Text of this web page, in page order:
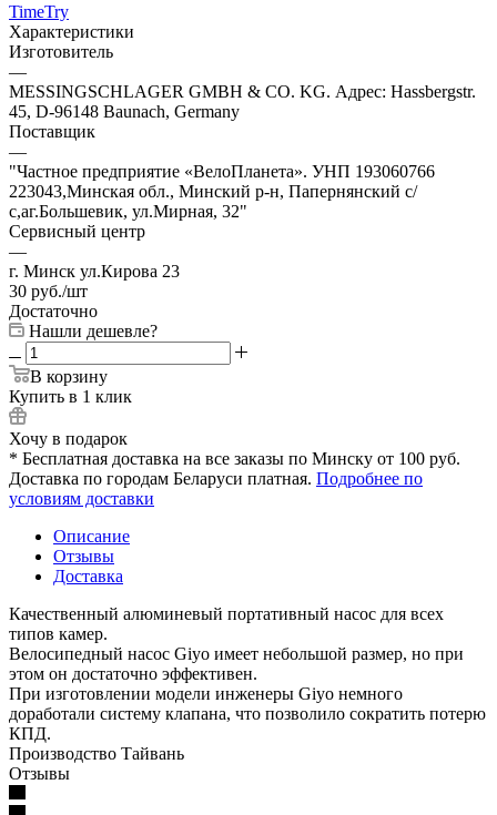
TimeTry
Характеристики
Изготовитель
—
MESSINGSCHLAGER GMBH & CO. KG. Адрес: Hassbergstr.
45, D-96148 Baunach, Germany
Поставщик
—
"Частное предприятие «ВелоПланета». УНП 193060766
223043,Минская обл., Минский р-н, Папернянский с/
с,аг.Большевик, ул.Мирная, 32"
Сервисный центр
—
г. Минск ул.Кирова 23
30 руб./шт
Достаточно
Нашли дешевле?
В корзину
Купить в 1 клик
Хочу в подарок
* Бесплатная доставка на все заказы по Минску от 100 руб.
Доставка по городам Беларуси платная. Подробнее по
условиям доставки
Описание
Отзывы
Доставка
Качественный алюминевый портативный насос для всех
типов камер.
Велосипедный насос Giyo имеет небольшой размер, но при
этом он достаточно эффективен.
При изготовлении модели инженеры Giyo немного
доработали систему клапана, что позволило сократить потерю
КПД.
Производство Тайвань
Отзывы